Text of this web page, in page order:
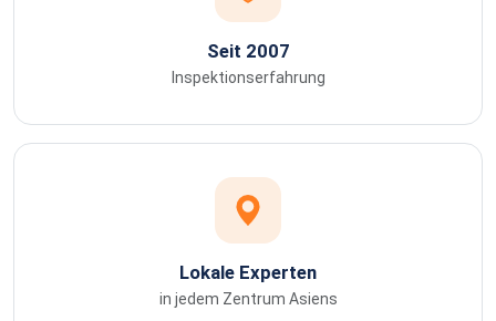
Seit 2007
Inspektionserfahrung
Lokale Experten
in jedem Zentrum Asiens